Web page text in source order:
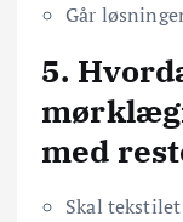
Går
5.
med
Skal